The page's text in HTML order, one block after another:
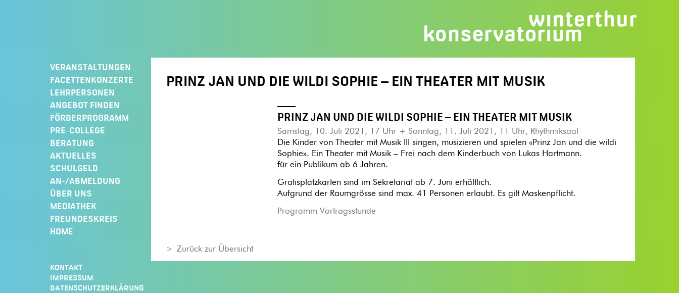
PRINZ JAN UND DIE WILDI SOPHIE – EIN THEATER MIT MUSIK
PRINZ JAN UND DIE WILDI SOPHIE – EIN THEATER MIT MUSIK
Samstag, 10. Juli 2021, 17 Uhr + Sonntag, 11. Juli 2021, 11 Uhr, Rhythmiksaal
Die Kinder von Theater mit Musik III singen, musizieren und spielen «Prinz Jan und die wildi
Sophie». Ein Theater mit Musik – Frei nach dem Kinderbuch von Lukas Hartmann.
für ein Publikum ab 6 Jahren.
Gratisplatzkarten sind im Sekretariat ab 7. Juni erhältlich.
Aufgrund der Raumgrösse sind max. 41 Personen erlaubt. Es gilt Maskenpflicht.
Programm Vortragsstunde
Zurück zur Übersicht
VERANSTALTUNGEN
FACETTENKONZERTE
LEHRPERSONEN
ANGEBOT FINDEN
FÖRDERPROGRAMM
PRE-COLLEGE
BERATUNG
AKTUELLES
SCHULGELD
AN-/ABMELDUNG
ÜBER UNS
MEDIATHEK
FREUNDESKREIS
HOME
KONTAKT
IMPRESSUM
DATENSCHUTZERKLÄRUNG